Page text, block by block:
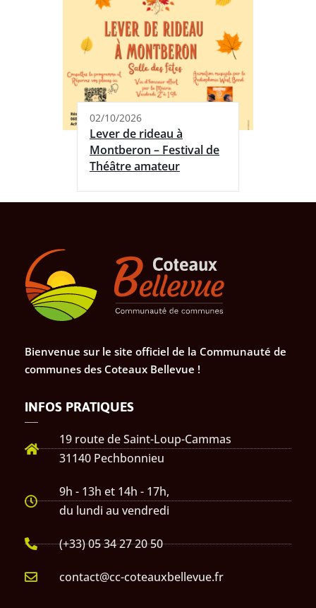
02/10/2026
Lever de rideau à
Montberon – Festival de
Théâtre amateur
Bienvenue sur le site officiel de la Communauté de
communes des Coteaux Bellevue !
INFOS PRATIQUES
19 route de Saint-Loup-Cammas
31140 Pechbonnieu
9h - 13h et 14h - 17h,
du lundi au vendredi
(+33) 05 34 27 20 50
contact@cc-coteauxbellevue.fr